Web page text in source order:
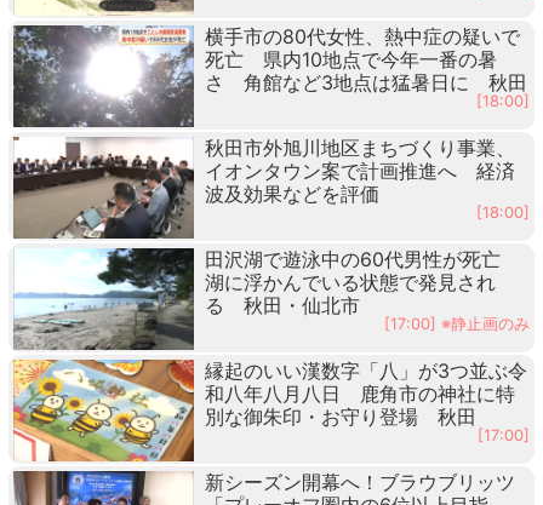
横手市の80代女性、熱中症の疑いで
死亡 県内10地点で今年一番の暑
さ 角館など3地点は猛暑日に 秋田
[18:00]
秋田市外旭川地区まちづくり事業、
イオンタウン案で計画推進へ 経済
波及効果などを評価
[18:00]
田沢湖で遊泳中の60代男性が死亡
湖に浮かんでいる状態で発見され
る 秋田・仙北市
[17:00] ※静止画のみ
縁起のいい漢数字「八」が3つ並ぶ令
和八年八月八日 鹿角市の神社に特
別な御朱印・お守り登場 秋田
[17:00]
新シーズン開幕へ！ブラウブリッツ